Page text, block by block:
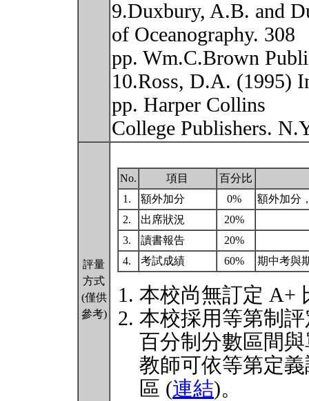
9.Duxbury, A.B. and
of Oceanography. 308
pp. Wm.C.Brown
10.Ross, D.A. (1995)
pp. Harper Collins
College Publishers.
評量
方式
(僅供
參考)
No. 項目
百分比
1.
額外加分 0%
額外加分
2.
出席狀況
20%
3.
讀書報告
20%
4.
考試成績 60% 期中考與
本校尚無訂定 A+
本校採用等第制
百分制分數區間
教師可依等第定
區 (連結)。